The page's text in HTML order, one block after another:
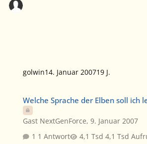
golwin14. Januar 200719 J.
Welche Sprache der Elben soll ich
Gast NextGenForce,9. Januar 2007
1 Antwort
4,1 Tsd